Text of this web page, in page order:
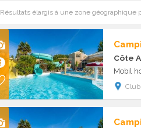
Résultats élargis à une zone géographique
Côte
Mobil